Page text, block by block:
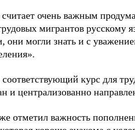
очень важным
мигрантов русскому
они могли знать и с
курс для
и централизованно
отметил важность